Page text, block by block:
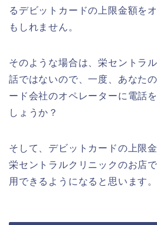
るデビットカードの上限金額を
もしれません。
そのような場合は、栄セントラ
話ではないので、一度、あなた
ード会社のオペレーターに電話
しょうか？
そして、デビットカードの上限
栄セントラルクリニックのお店
用できるようになると思います。